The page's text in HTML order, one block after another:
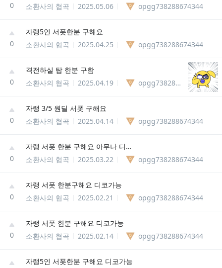
0
소환사의 협곡
2025.05.06 opgg738288674344
0
자랭5인 서폿한분 구해요
소환사의 협곡
2025.04.25 opgg738288674344
0
격전하실 탑 한분 구함
소환사의 협곡
2025.04.19 opgg738288674344
0
자랭 3/5 원딜 서폿 구해요
소환사의 협곡
2025.04.14 opgg738288674344
0
자랭 서폿 한분 구해요 아무나 디코가능
소환사의 협곡
2025.03.22 opgg738288674344
0
자랭 서폿 한분구해요 디코가능
소환사의 협곡
2025.02.21 opgg738288674344
0
자랭 서폿 한분 구해요 디코가능
소환사의 협곡
2025.02.14 opgg738288674344
자랭5인 서폿한분 구해요 디코가능